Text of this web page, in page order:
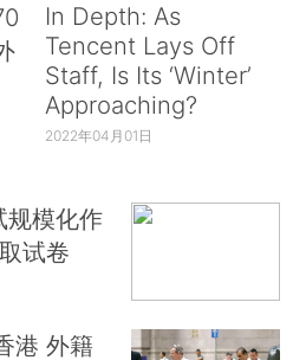
In Depth: As
Tencent Lays Off
Staff, Is Its ‘Winter’
Approaching?
2022年04月01日
规模化作
试卷
港 外籍